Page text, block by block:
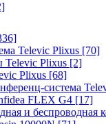
Televic Plixus [70]
Televic Plixus [2]
Plixus [68]
система
FLEX G4 [17]
и беспроводная